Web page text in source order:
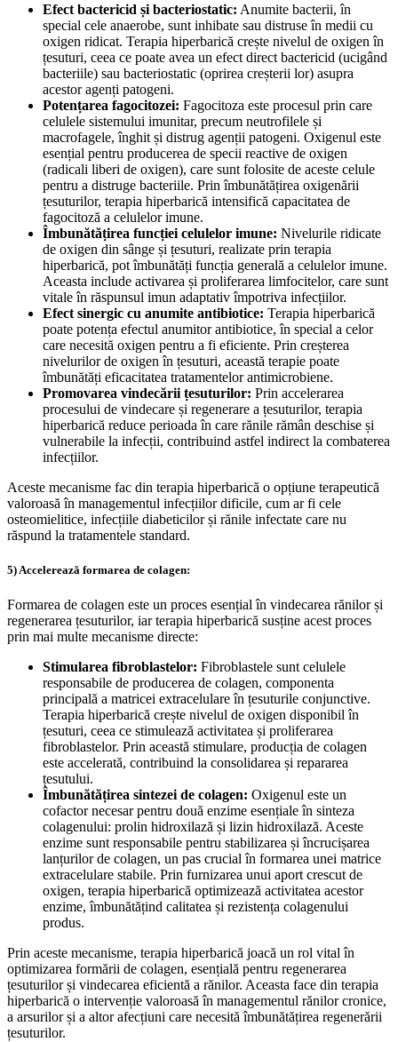
Efect bactericid și bacteriostatic: Anumite bacterii, în
special cele anaerobe, sunt inhibate sau distruse în medii cu
oxigen ridicat. Terapia hiperbarică crește nivelul de oxigen în
țesuturi, ceea ce poate avea un efect direct bactericid (ucigând
bacteriile) sau bacteriostatic (oprirea creșterii lor) asupra
acestor agenți patogeni.
Potențarea fagocitozei: Fagocitoza este procesul prin care
celulele sistemului imunitar, precum neutrofilele și
macrofagele, înghit și distrug agenții patogeni. Oxigenul este
esențial pentru producerea de specii reactive de oxigen
(radicali liberi de oxigen), care sunt folosite de aceste celule
pentru a distruge bacteriile. Prin îmbunătățirea oxigenării
țesuturilor, terapia hiperbarică intensifică capacitatea de
fagocitoză a celulelor imune.
Îmbunătățirea funcției celulelor imune: Nivelurile ridicate
de oxigen din sânge și țesuturi, realizate prin terapia
hiperbarică, pot îmbunătăți funcția generală a celulelor imune.
Aceasta include activarea și proliferarea limfocitelor, care sunt
vitale în răspunsul imun adaptativ împotriva infecțiilor.
Efect sinergic cu anumite antibiotice: Terapia hiperbarică
poate potența efectul anumitor antibiotice, în special a celor
care necesită oxigen pentru a fi eficiente. Prin creșterea
nivelurilor de oxigen în țesuturi, această terapie poate
îmbunătăți eficacitatea tratamentelor antimicrobiene.
Promovarea vindecării țesuturilor: Prin accelerarea
procesului de vindecare și regenerare a țesuturilor, terapia
hiperbarică reduce perioada în care rănile rămân deschise și
vulnerabile la infecții, contribuind astfel indirect la combaterea
infecțiilor.
Aceste mecanisme fac din terapia hiperbarică o opțiune terapeutică
valoroasă în managementul infecțiilor dificile, cum ar fi cele
osteomielitice, infecțiile diabeticilor și rănile infectate care nu
răspund la tratamentele standard.
5) Accelerează formarea de colagen:
Formarea de colagen este un proces esențial în vindecarea rănilor și
regenerarea țesuturilor, iar terapia hiperbarică susține acest proces
prin mai multe mecanisme directe:
Stimularea fibroblastelor: Fibroblastele sunt celulele
responsabile de producerea de colagen, componenta
principală a matricei extracelulare în țesuturile conjunctive.
Terapia hiperbarică crește nivelul de oxigen disponibil în
țesuturi, ceea ce stimulează activitatea și proliferarea
fibroblastelor. Prin această stimulare, producția de colagen
este accelerată, contribuind la consolidarea și repararea
țesutului.
Îmbunătățirea sintezei de colagen: Oxigenul este un
cofactor necesar pentru două enzime esențiale în sinteza
colagenului: prolin hidroxilază și lizin hidroxilază. Aceste
enzime sunt responsabile pentru stabilizarea și încrucișarea
lanțurilor de colagen, un pas crucial în formarea unei matrice
extracelulare stabile. Prin furnizarea unui aport crescut de
oxigen, terapia hiperbarică optimizează activitatea acestor
enzime, îmbunătățind calitatea și rezistența colagenului
produs.
Prin aceste mecanisme, terapia hiperbarică joacă un rol vital în
optimizarea formării de colagen, esențială pentru regenerarea
țesuturilor și vindecarea eficientă a rănilor. Aceasta face din terapia
hiperbarică o intervenție valoroasă în managementul rănilor cronice,
a arsurilor și a altor afecțiuni care necesită îmbunătățirea regenerării
țesuturilor.